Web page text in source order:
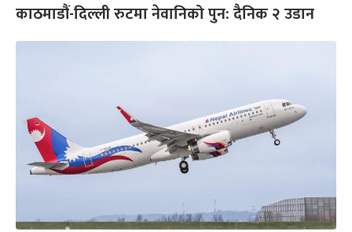
काठमाडौं-दिल्ली रुटमा नेवानिको पुन: दैनिक २ उडान